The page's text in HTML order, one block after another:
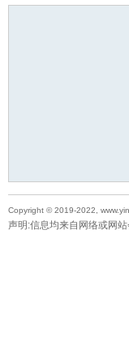
Copyright © 2019-2022,
声明:信息均来自网络或网